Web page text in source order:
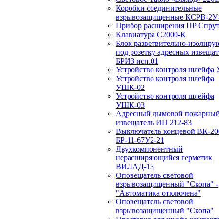
Коробки соединительные
взрывозащищенные КСРВ-
Прибор расширения ПР
Клавиатура С2000-К
Блок разветвительно-
под розетку адресных
БРИЗ исп.01
Устройство контроля
Устройство контроля шлейфа
УШК-02
Устройство контроля шлейфа
УШК-03
Адресный дымовой пожарный
извещатель ИП 212-83
Выключатель концевой ВК-
БР-11-67У2-21
Двухкомпонентный
нерасширяющийся герметик
ВИЛАД-13
Оповещатель световой
взрывозащищенный "Скопа" -
"Автоматика отключена"
Оповещатель световой
взрывозащищенный "Скопа"